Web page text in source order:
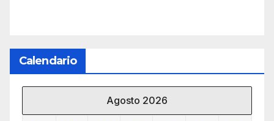
Calendario
Agosto 2026